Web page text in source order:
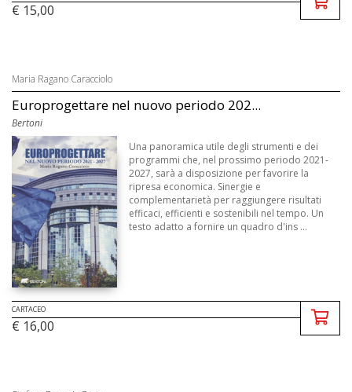
€ 15,00
Maria Ragano Caracciolo
Europrogettare nel nuovo periodo 202...
Bertoni
Una panoramica utile degli strumenti e dei
programmi che, nel prossimo periodo 2021-
2027, sarà a disposizione per favorire la
ripresa economica. Sinergie e
complementarietà per raggiungere risultati
efficaci, efficienti e sostenibili nel tempo. Un
testo adatto a fornire un quadro d'ins ...
CARTACEO
€ 16,00